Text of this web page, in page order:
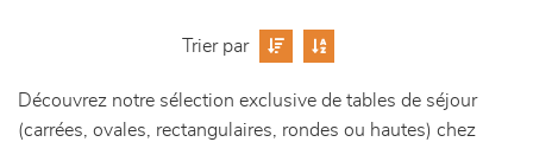
meubles de complément
chambres et dressing
Trier par
Découvrez notre sélection exclusive de tables de séjour
(carrées, ovales, rectangulaires, rondes ou hautes) chez